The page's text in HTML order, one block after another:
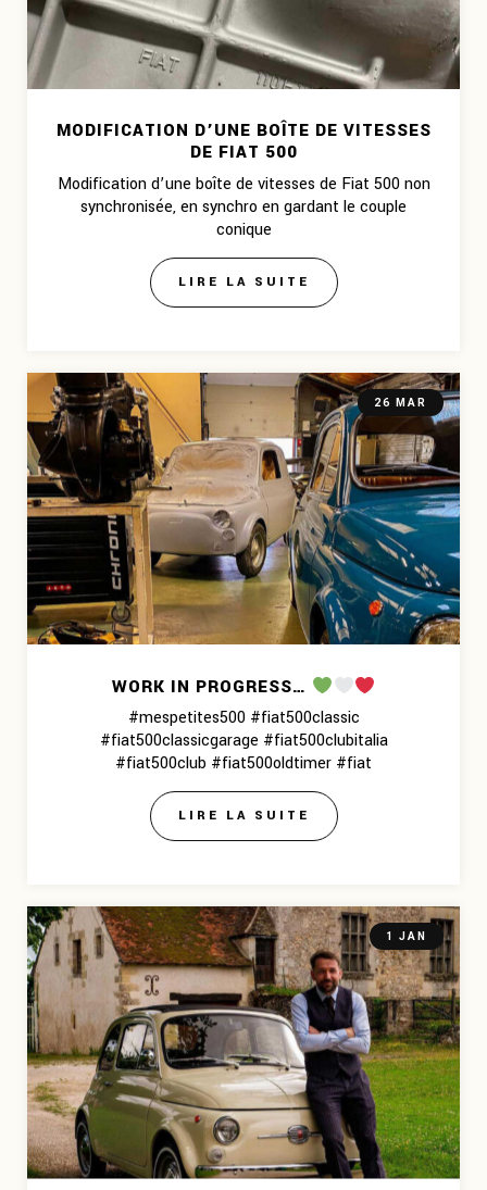
MODIFICATION D’UNE BOÎTE DE VITESSES
DE FIAT 500
Modification d’une boîte de vitesses de Fiat 500 non
synchronisée, en synchro en gardant le couple
conique
LIRE LA SUITE
26 MAR
WORK IN PROGRESS…
#mespetites500 #fiat500classic
#fiat500classicgarage #fiat500clubitalia
#fiat500club #fiat500oldtimer #fiat
LIRE LA SUITE
1 JAN